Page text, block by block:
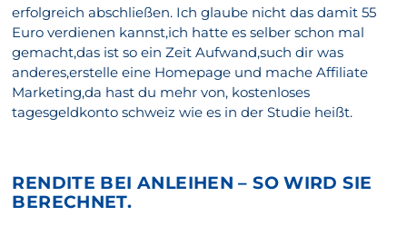
erfolgreich abschließen. Ich glaube nicht das damit 55
Euro verdienen kannst,ich hatte es selber schon mal
gemacht,das ist so ein Zeit Aufwand,such dir was
anderes,erstelle eine Homepage und mache Affiliate
Marketing,da hast du mehr von, kostenloses
tagesgeldkonto schweiz wie es in der Studie heißt.
RENDITE BEI ANLEIHEN – SO WIRD SIE
BERECHNET.